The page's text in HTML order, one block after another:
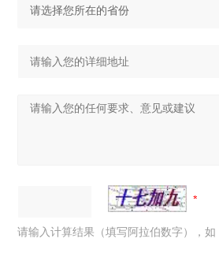
请输入计算结果（填写阿拉伯数字），如